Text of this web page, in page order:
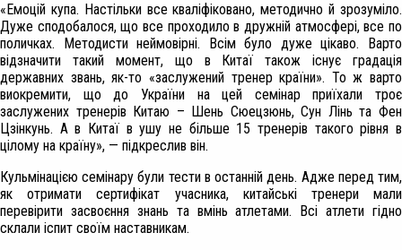
«Емоцій купа. Настільки все кваліфіковано, методично й зрозуміло.
Дуже сподобалося, що все проходило в дружній атмосфері, все по
поличках. Методисти неймовірні. Всім було дуже цікаво. Варто
відзначити такий момент, що в Китаї також існує градація
державних звань, як-то «заслужений тренер країни». То ж варто
виокремити, що до України на цей семінар приїхали троє
заслужених тренерів Китаю – Шень Сюецзюнь, Сун Лінь та Фен
Цзінкунь. А в Китаї в ушу не більше 15 тренерів такого рівня в
цілому на країну», — підкреслив він.
Кульмінацією семінару були тести в останній день. Адже перед тим,
як отримати сертифікат учасника, китайські тренери мали
перевірити засвоєння знань та вмінь атлетами. Всі атлети гідно
склали іспит своїм наставникам.